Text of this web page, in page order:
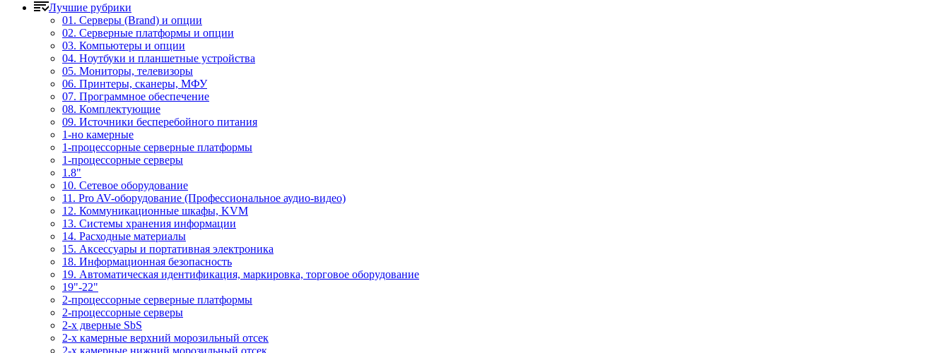
Лучшие рубрики
01. Серверы (Brand) и опции
02. Серверные платформы и опции
03. Компьютеры и опции
04. Ноутбуки и планшетные устройства
05. Мониторы, телевизоры
06. Принтеры, сканеры, МФУ
07. Программное обеспечение
08. Комплектующие
09. Источники бесперебойного питания
1-но камерные
1-процессорные серверные платформы
1-процессорные серверы
1.8"
10. Сетевое оборудование
11. Pro AV-оборудование (Профессиональное аудио-видео)
12. Коммуникационные шкафы, KVM
13. Системы хранения информации
14. Расходные материалы
15. Аксессуары и портативная электроника
18. Информационная безопасность
19. Автоматическая идентификация, маркировка, торговое оборудование
19"-22"
2-процессорные серверные платформы
2-процессорные серверы
2-х дверные SbS
2-х камерные верхний морозильный отсек
2-х камерные нижний морозильный отсек